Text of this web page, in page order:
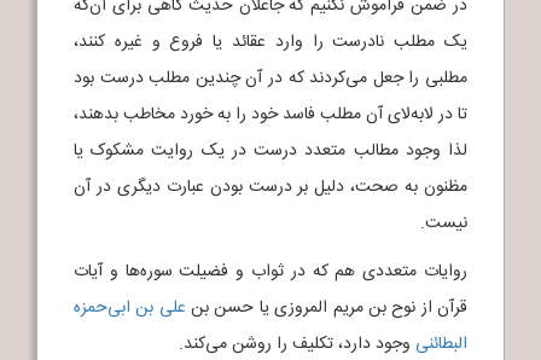
در ضمن فراموش نکنیم که جاعلان حدیث گاهی برای آن‌که
یک مطلب نادرست را وارد عقائد یا فروع و غیره کنند،
مطلبی را جعل می‌کردند که در آن چندین مطلب درست بود
تا در لابه‌لای آن مطلب فاسد خود را به خورد مخاطب بدهند،
لذا وجود مطالب متعدد درست در یک روایت مشکوک یا
مظنون به صحت، دلیل بر درست بودن عبارت دیگری در آن
نیست.
روایات متعددی هم که در ثواب و فضیلت سوره‌ها و آیات
قرآن از نوح بن مریم المروزی یا حسن بن علی بن ابی‌حمزه
البطائنی وجود دارد، تکلیف را روشن می‌کند.